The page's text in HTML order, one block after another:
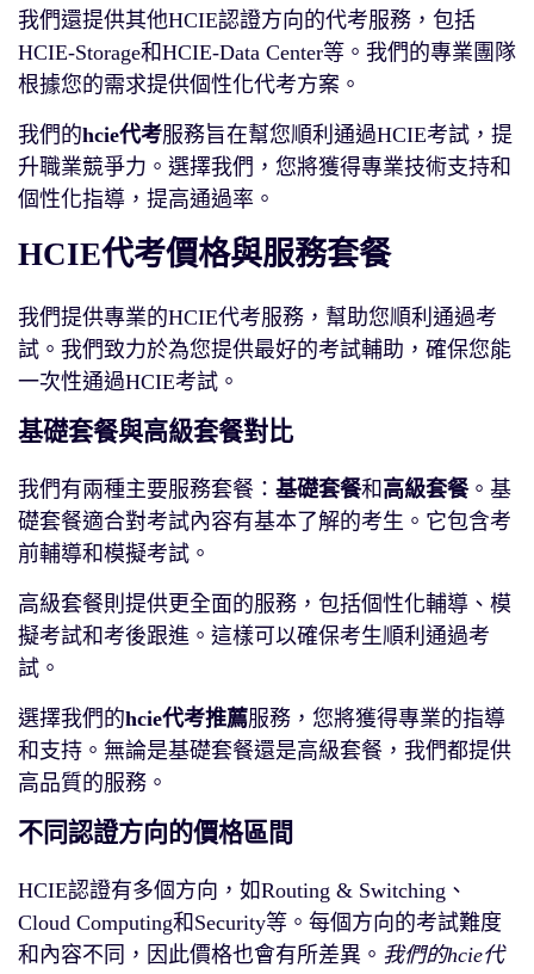
我們還提供其他HCIE認證方向的代考服務，包括
HCIE-Storage和HCIE-Data Center等。我們的專業團隊
根據您的需求提供個性化代考方案。
我們的hcie代考服務旨在幫您順利通過HCIE考試，提
升職業競爭力。選擇我們，您將獲得專業技術支持和
個性化指導，提高通過率。
HCIE代考價格與服務套餐
我們提供專業的HCIE代考服務，幫助您順利通過考
試。我們致力於為您提供最好的考試輔助，確保您能
一次性通過HCIE考試。
基礎套餐與高級套餐對比
我們有兩種主要服務套餐： 基礎套餐和 高級套餐。基
礎套餐適合對考試內容有基本了解的考生。它包含考
前輔導和模擬考試。
高級套餐則提供更全面的服務，包括個性化輔導、模
擬考試和考後跟進。這樣可以確保考生順利通過考
試。
選擇我們的hcie代考推薦服務，您將獲得專業的指導
和支持。無論是基礎套餐還是高級套餐，我們都提供
高品質的服務。
不同認證方向的價格區間
HCIE認證有多個方向，如Routing & Switching、
Cloud Computing和Security等。每個方向的考試難度
和內容不同，因此價格也會有所差異。 我們的hcie代